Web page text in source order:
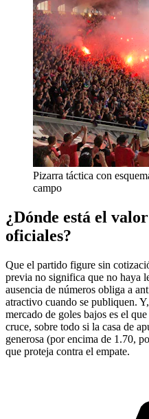
Pizarra táctica con
campo
¿Dónde está el
oficiales?
Que el partido figure sin
previa no significa que no haya
ausencia de números obliga a
atractivo cuando se publiquen.
mercado de goles bajos es el
cruce, sobre todo si la casa de
generosa (por encima de 1.70,
que proteja contra el empate.